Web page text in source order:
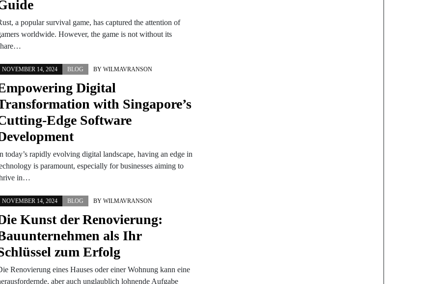
a popular survival game, has captured the attention of
worldwide. However, the game is not without its
NOVEMBER 14, 2024 BLOG BY WILMAVRANSON
Digital
with Singapore’s
Edge Software
today’s rapidly evolving digital landscape, having an edge in
is paramount, especially for businesses aiming to
in…
NOVEMBER 14, 2024 BLOG BY WILMAVRANSON
Kunst der Renovierung:
als Ihr
zum Erfolg
Renovierung eines Hauses oder einer Wohnung kann eine
aber auch unglaublich lohnende Aufgabe